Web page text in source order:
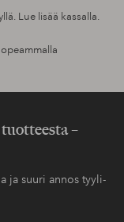
Lue lisää kassalla.
–
ja suuri annos tyyli-